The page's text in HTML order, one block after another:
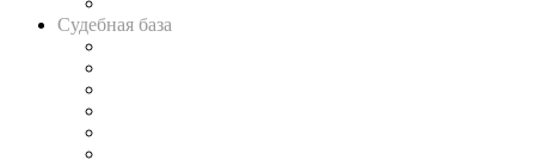
Судебная база